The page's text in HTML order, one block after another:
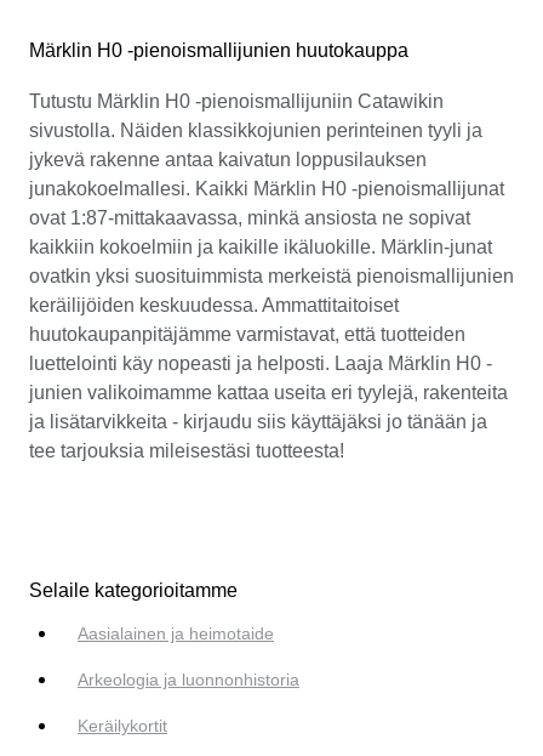
Märklin H0 -pienoismallijunien huutokauppa
Tutustu Märklin H0 -pienoismallijuniin Catawikin
sivustolla. Näiden klassikkojunien perinteinen tyyli ja
jykevä rakenne antaa kaivatun loppusilauksen
junakokoelmallesi. Kaikki Märklin H0 -pienoismallijunat
ovat 1:87-mittakaavassa, minkä ansiosta ne sopivat
kaikkiin kokoelmiin ja kaikille ikäluokille. Märklin-junat
ovatkin yksi suosituimmista merkeistä pienoismallijunien
keräilijöiden keskuudessa. Ammattitaitoiset
huutokaupanpitäjämme varmistavat, että tuotteiden
luettelointi käy nopeasti ja helposti. Laaja Märklin H0 -
junien valikoimamme kattaa useita eri tyylejä, rakenteita
ja lisätarvikkeita - kirjaudu siis käyttäjäksi jo tänään ja
tee tarjouksia mileisestäsi tuotteesta!
Selaile kategorioitamme
Aasialainen ja heimotaide
Arkeologia ja luonnonhistoria
Keräilykortit